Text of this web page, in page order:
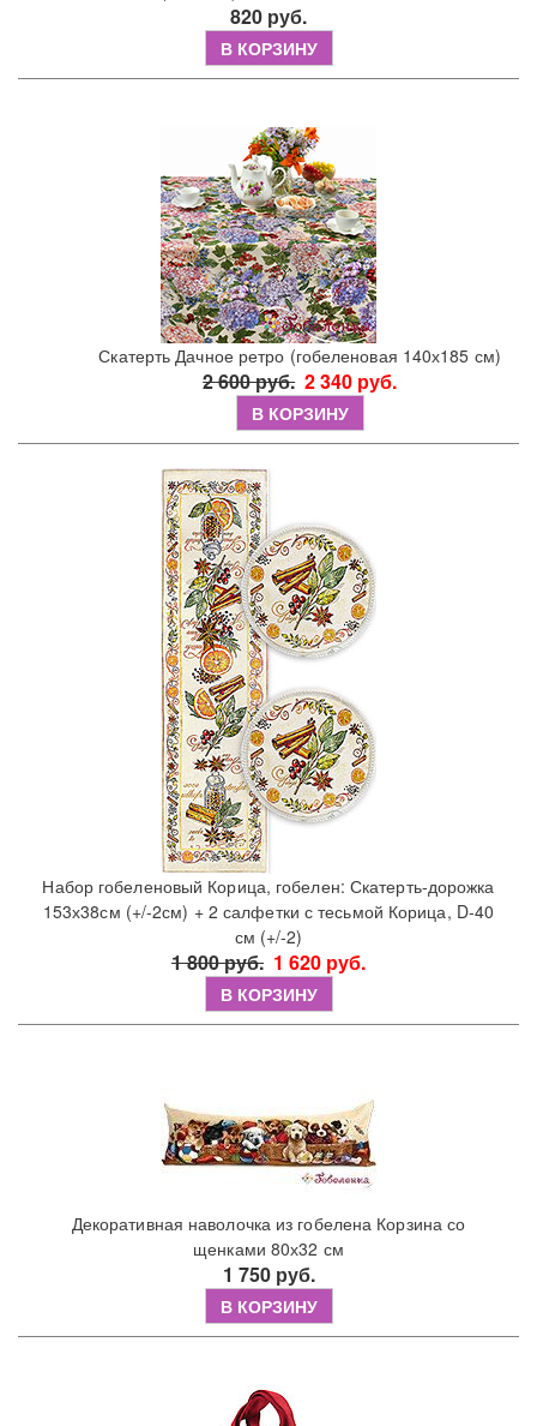
820 руб.
В КОРЗИНУ
Скатерть Дачное ретро (гобеленовая 140х185 см)
2 600 руб. 2 340 руб.
В КОРЗИНУ
Набор гобеленовый Корица, гобелен: Скатерть-дорожка
153х38см (+/-2см) + 2 салфетки с тесьмой Корица, D-40
см (+/-2)
1 800 руб. 1 620 руб.
В КОРЗИНУ
Декоративная наволочка из гобелена Корзина со
щенками 80х32 см
1 750 руб.
В КОРЗИНУ